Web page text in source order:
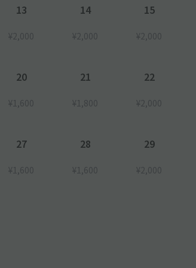
13
¥2,000
14
¥2,000
15
¥2,000
20
¥1,600
21
¥1,800
22
¥2,000
27
¥1,600
28
¥1,600
29
¥2,000